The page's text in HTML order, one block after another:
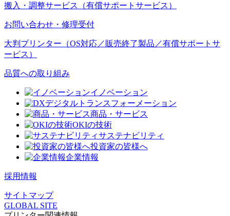
搬入・調整サービス（有償サポートサービス）
お問い合わせ・修理受付
大判プリンター（OS対応／販売終了製品／有償サポートサ
ービス）
品質への取り組み
イノベーション
デジタルトランスフォーメーション
商品・サービス
OKIの技術
サステナビリティ
投資家の皆様へ
企業情報
採用情報
サイトマップ
GLOBAL SITE